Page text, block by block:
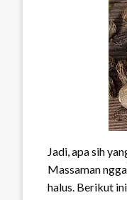
Jadi, apa sih
Massaman
halus. Berikut